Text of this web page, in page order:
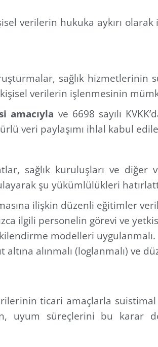
verilerin hukuka aykırı olarak
sağlık hizmetlerinin
kişisel verilerin işlenmesinin
amacıyla ve 6698 sayılı
veri paylaşımı ihlal kabul
sağlık kuruluşları ve diğer
şu yükümlülükleri
ilişkin düzenli eğitimler
ilgili personelin görevi ve
modelleri uygulanmalı.
altına alınmalı (loglanmalı) ve
ticari amaçlarla
uyum süreçlerini bu karar